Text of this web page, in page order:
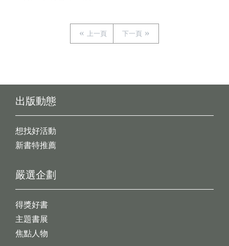
上一頁 下一頁
出版動態
想找好活動
新書特推薦
嚴選企劃
得獎好書
主題書展
焦點人物